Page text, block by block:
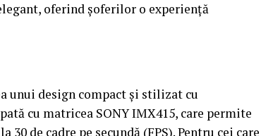
oferind șoferilor o experiență
unui design compact și stilizat cu
cu matricea SONY IMX415, care permite
de cadre pe secundă (FPS). Pentru cei care